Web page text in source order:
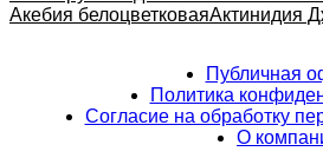
Акебия белоцветковаяАктинидия
Публичная
Политика
Согласие на обработку
О